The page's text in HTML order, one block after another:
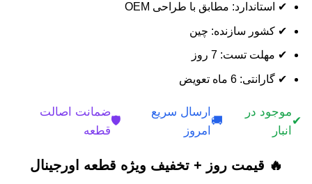
✔ استاندارد: مطابق با طراحی OEM
✔ کشور سازنده: چین
✔ مهلت تست: 7 روز
✔ گارانتی: 6 ماه تعویض
✔
موجود در
انبار
🚚
ارسال سریع
امروز
🛡️
ضمانت اصالت
قطعه
🔥 قیمت روز + تخفیف ویژه قطعه اورجینال